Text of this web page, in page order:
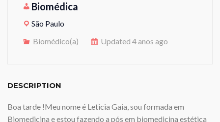
Biomédica
São Paulo
Biomédico(a)
Updated 4 anos ago
DESCRIPTION
Boa tarde !Meu nome é Leticia Gaia, sou formada em
Biomedicina e estou fazendo a pós em biomedicina estética